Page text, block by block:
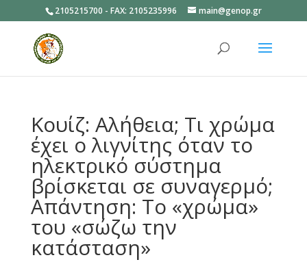
2105215700 - FAX: 2105235996 main@genop.gr
Κουίζ: Αλήθεια; Τι χρώμα
έχει ο λιγνίτης όταν το
ηλεκτρικό σύστημα
βρίσκεται σε συναγερμό;
Απάντηση: Το «χρώμα»
του «σώζω την
κατάσταση»